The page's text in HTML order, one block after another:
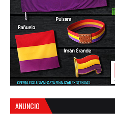
ANUNCIO